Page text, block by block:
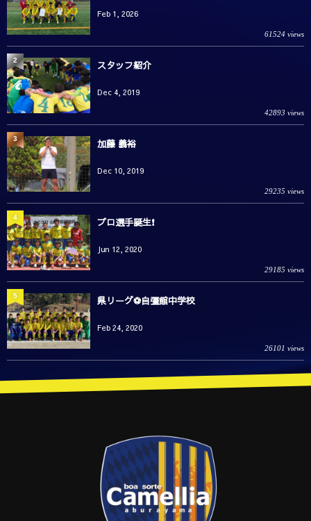
Feb 1, 2026
61524 views
スタッフ紹介
Dec 4, 2019
42893 views
2
加藤 義裕
Dec 10, 2019
29235 views
3
プロ選手誕生❗️
Jun 12, 2020
29185 views
4
県リーグ⚽️自彊館中学校
Feb 24, 2020
26101 views
5